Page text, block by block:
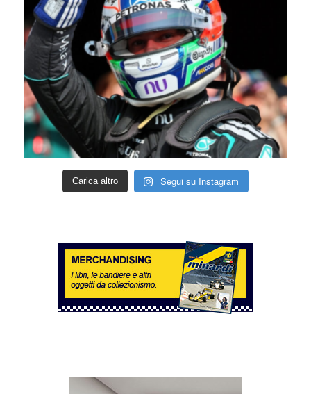
Carica altro Segui su Instagram